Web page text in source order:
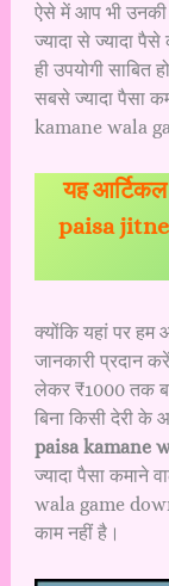
ऐसे में आप भी
ज्यादा से ज्यादा
ही उपयोगी
सबसे ज्यादा पैसा
kamane wala
यह
paisa jitne
क्योंकि यहां पर
जानकारी प्रदान
लेकर ₹1000 तक
बिना किसी देरी
paisa kamane
ज्यादा पैसा कमाने
wala game
काम नहीं है।